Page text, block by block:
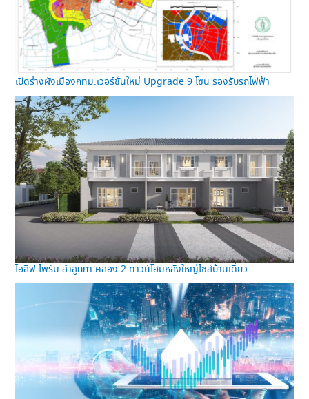
เปิดร่างผังเมืองกทม.เวอร์ชั่นใหม่ Upgrade 9 โซน รองรับรถไฟฟ้า
ไอลีฟ ไพร์ม ลำลูกกา คลอง 2 ทาวน์โฮมหลังใหญ่ไซส์บ้านเดี่ยว